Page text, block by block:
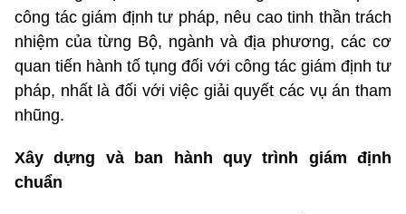
công tác giám định tư pháp, nêu cao tinh thần trách
nhiệm của từng Bộ, ngành và địa phương, các cơ
quan tiến hành tố tụng đối với công tác giám định tư
pháp, nhất là đối với việc giải quyết các vụ án tham
nhũng.
Xây dựng và ban hành quy trình giám định
chuẩn